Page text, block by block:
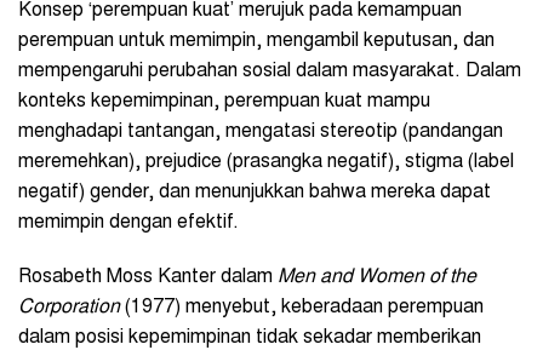
Konsep ‘perempuan kuat’ merujuk pada kemampuan
perempuan untuk memimpin, mengambil keputusan, dan
mempengaruhi perubahan sosial dalam masyarakat. Dalam
konteks kepemimpinan, perempuan kuat mampu
menghadapi tantangan, mengatasi stereotip (pandangan
meremehkan), prejudice (prasangka negatif), stigma (label
negatif) gender, dan menunjukkan bahwa mereka dapat
memimpin dengan efektif.
Rosabeth Moss Kanter dalam Men and Women of the
Corporation(1977) menyebut, keberadaan perempuan
dalam posisi kepemimpinan tidak sekadar memberikan